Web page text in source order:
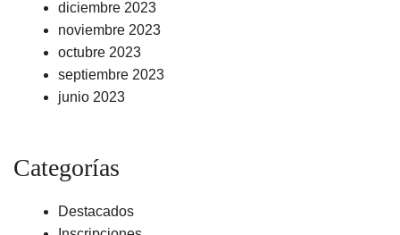
diciembre 2023
noviembre 2023
octubre 2023
septiembre 2023
junio 2023
Categorías
Destacados